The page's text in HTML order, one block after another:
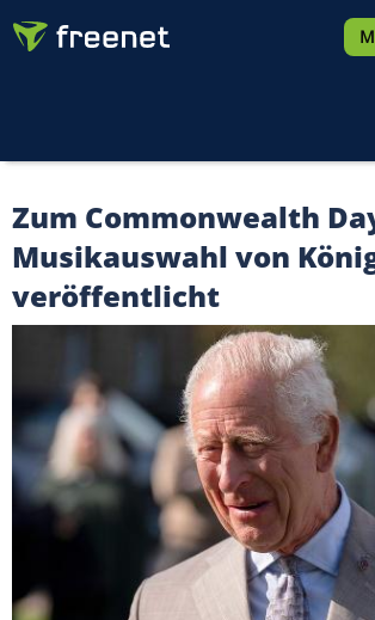
Zum Commonwealth
Musikauswahl von
veröffentlicht